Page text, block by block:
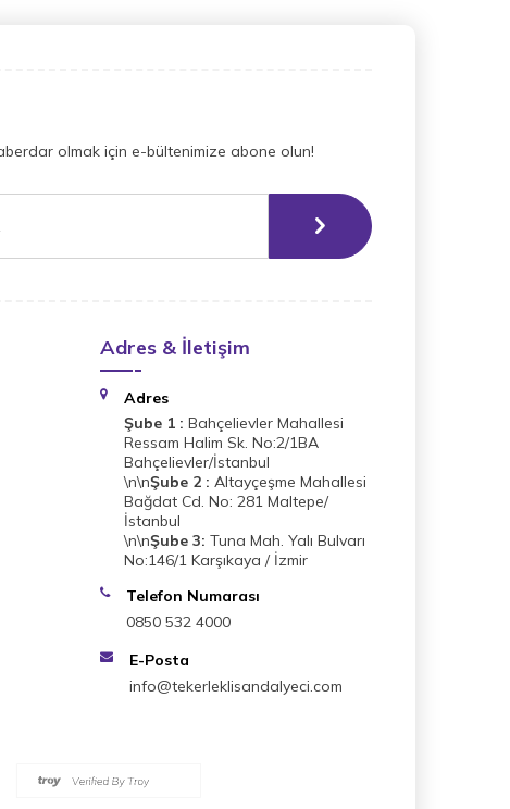
olmak için e-bültenimize abone olun!
Adres & İletişim
Adres
Şube 1 : Bahçelievler Mahallesi
Ressam Halim Sk. No:2/1BA
Bahçelievler/İstanbul
\n\nŞube 2 : Altayçeşme Mahallesi
Bağdat Cd. No: 281 Maltepe/
İstanbul
\n\nŞube 3: Tuna Mah. Yalı Bulvarı
No:146/1 Karşıkaya / İzmir
Telefon Numarası
0850 532 4000
E-Posta
info@tekerleklisandalyeci.com